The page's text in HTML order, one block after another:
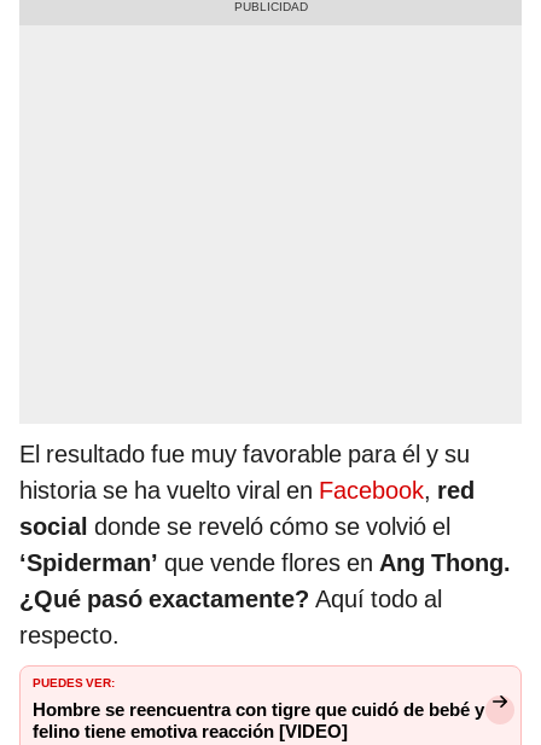
El resultado fue muy favorable para él y su
historia se ha vuelto viral en Facebook, red
social donde se reveló cómo se volvió el
‘Spiderman’ que vende flores en Ang Thong.
¿Qué pasó exactamente? Aquí todo al
respecto.
PUEDES VER:
Hombre se reencuentra con tigre que cuidó de bebé y
felino tiene emotiva reacción [VIDEO]